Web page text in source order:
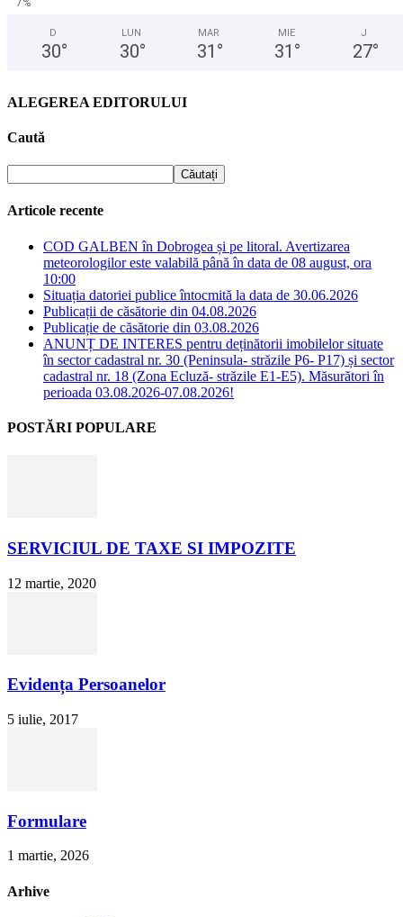
7%
D
30°
LUN
30°
MAR
31 °
MIE
31 °
J
27°
ALEGEREA EDITORULUI
Caută
Articole recente
COD GALBEN în Dobrogea și pe litoral. Avertizarea
meteorologilor este valabilă până în data de 08 august, ora
10:00
Situația datoriei publice întocmită la data de 30.06.2026
Publicații de căsătorie din 04.08.2026
Publicație de căsătorie din 03.08.2026
ANUNȚ DE INTERES pentru deținătorii imobilelor situate
în sector cadastral nr. 30 (Peninsula- străzile P6- P17) și sector
cadastral nr. 18 (Zona Ecluză- străzile E1-E5). Măsurători în
perioada 03.08.2026-07.08.2026!
POSTĂRI POPULARE
SERVICIUL DE TAXE SI IMPOZITE
12 martie, 2020
Evidența Persoanelor
5 iulie, 2017
Formulare
1 martie, 2026
Arhive